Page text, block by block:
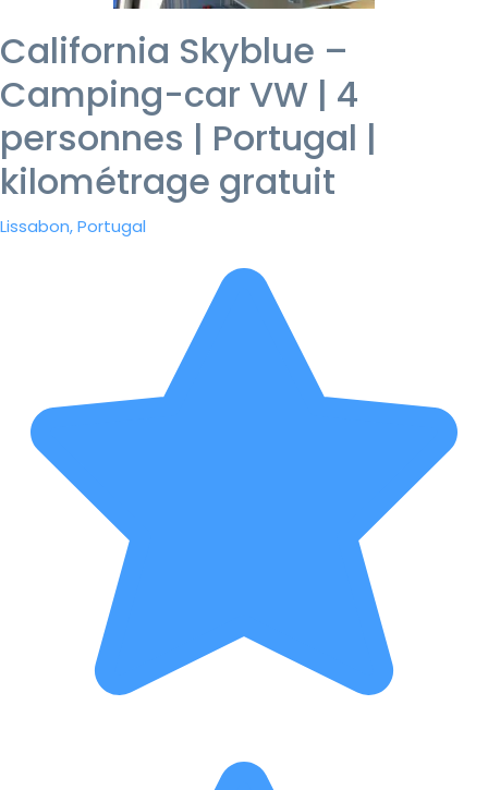
California Skyblue –
Camping-car VW | 4
personnes | Portugal |
kilométrage gratuit
Lissabon, Portugal